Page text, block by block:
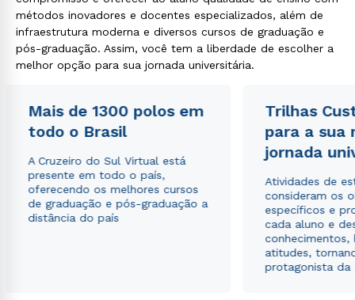
métodos inovadores e docentes especializados, além de
infraestrutura moderna e diversos cursos de graduação e
pós-graduação. Assim, você tem a liberdade de escolher a
melhor opção para sua jornada universitária.
Mais de 1300 polos em
todo o Brasil
A Cruzeiro do Sul Virtual está
presente em todo o país,
oferecendo os melhores cursos
de graduação e pós-graduação a
distância do país
Trilhas
para a sua
jornada
Atividades de
consideram os
específicos e
cada aluno e
conhecimentos,
atitudes,
protagonista da